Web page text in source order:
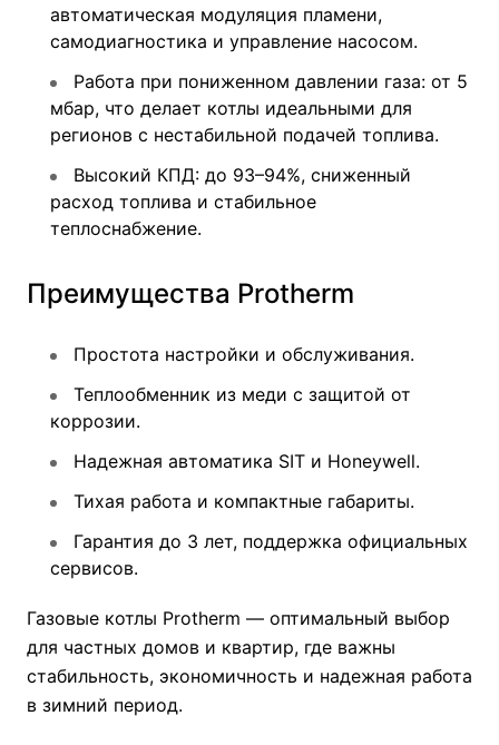
автоматическая модуляция пламени,
самодиагностика и управление насосом.
Работа при пониженном давлении газа: от 5
мбар, что делает котлы идеальными для
регионов с нестабильной подачей топлива.
Высокий КПД: до 93–94%, сниженный
расход топлива и стабильное
теплоснабжение.
Преимущества Protherm
Простота настройки и обслуживания.
Теплообменник из меди с защитой от
коррозии.
Надежная автоматика SIT и Honeywell.
Тихая работа и компактные габариты.
Гарантия до 3 лет, поддержка официальных
сервисов.
Газовые котлы Protherm — оптимальный выбор
для частных домов и квартир, где важны
стабильность, экономичность и надежная работа
в зимний период.